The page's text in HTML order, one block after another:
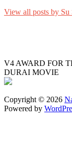
View all posts by
V4 AWARD FOR
DURAI MOVIE
Copyright © 2026
Powered by